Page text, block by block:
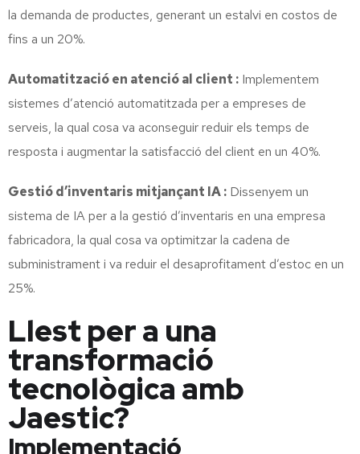
la demanda de productes, generant un estalvi en costos de
fins a un 20%.
Automatització en atenció al client : Implementem
sistemes d’atenció automatitzada per a empreses de
serveis, la qual cosa va aconseguir reduir els temps de
resposta i augmentar la satisfacció del client en un 40%.
Gestió d’inventaris mitjançant IA : Dissenyem un
sistema de IA per a la gestió d’inventaris en una empresa
fabricadora, la qual cosa va optimitzar la cadena de
subministrament i va reduir el desaprofitament d’estoc en un
25%.
Llest per a una
transformació
tecnològica amb
Jaestic?
Implementació